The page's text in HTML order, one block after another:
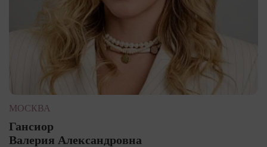
МОСКВА
Гансиор
Валерия Александровна